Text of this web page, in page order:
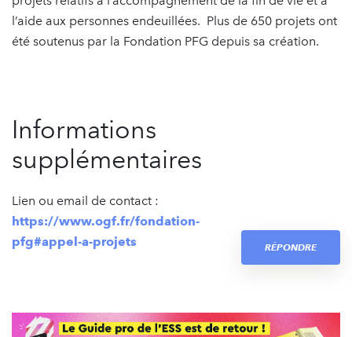
l’aide aux personnes endeuillées. Plus de 650 projets ont
été soutenus par la Fondation PFG depuis sa création.
Informations
supplémentaires
Lien ou email de contact :
https://www.ogf.fr/fondation-
pfg#appel-a-projets
RÉPONDRE